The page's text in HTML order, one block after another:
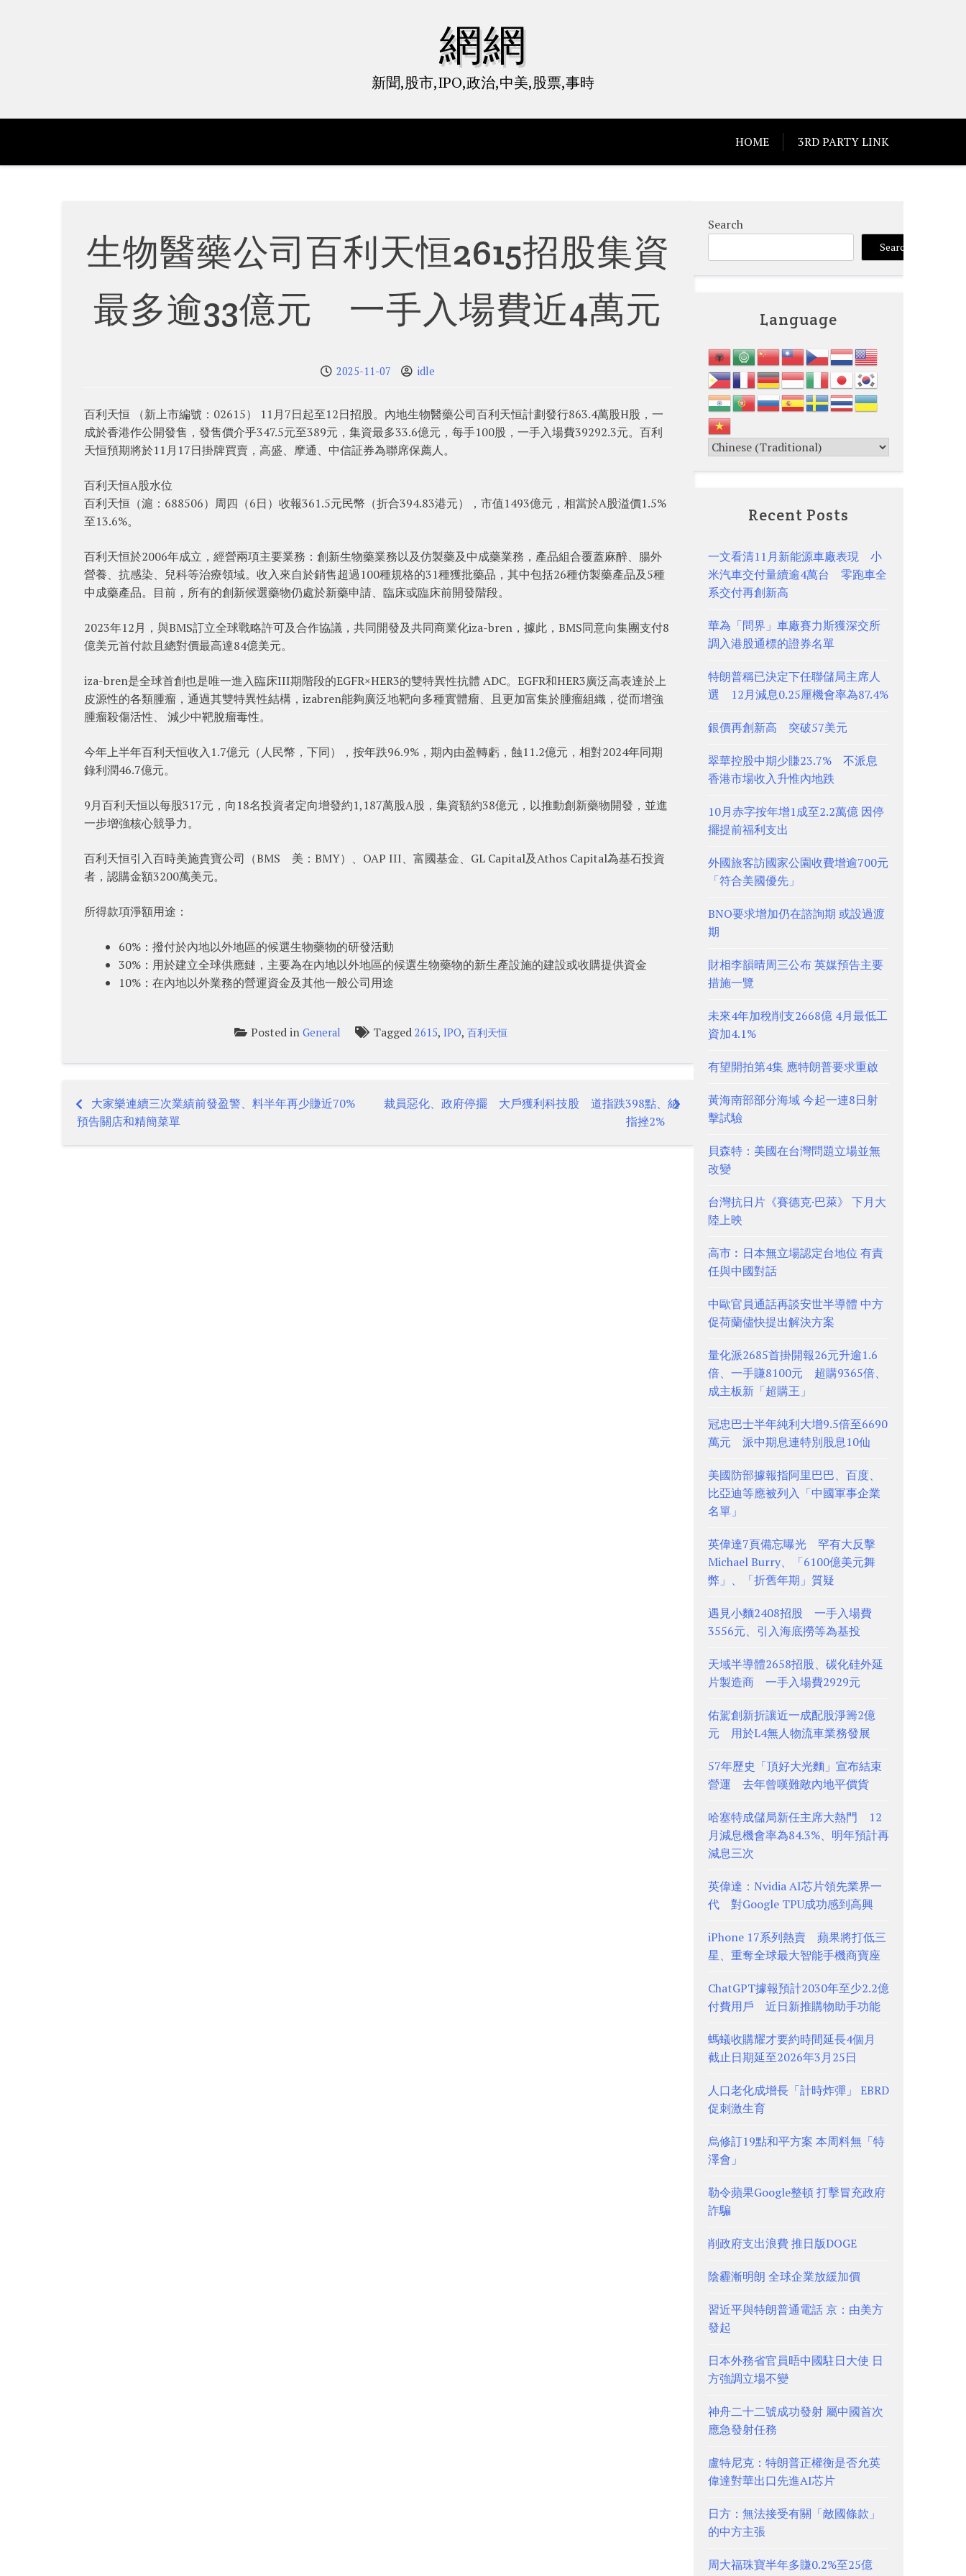
網網
新聞,股市,IPO,政治,中美,股票,事時
HOME 3RD PARTY LINK
生物醫藥公司百利天恒2615招股集資
最多逾33億元 一手入場費近4萬元
2025-11-07 idle
百利天恒 （新上市編號：02615） 11月7日起至12日招股。內地生物醫藥公司百利天恒計劃發行863.4萬股H股，一
成於香港作公開發售，發售價介乎347.5元至389元，集資最多33.6億元，每手100股，一手入場費39292.3元。百利
天恒預期將於11月17日掛牌買賣，高盛、摩通、中信証券為聯席保薦人。
百利天恒A股水位
百利天恒（滬：688506）周四（6日）收報361.5元民幣（折合394.83港元），市值1493億元，相當於A股溢價1.5%
至13.6%。
百利天恒於2006年成立，經營兩項主要業務：創新生物藥業務以及仿製藥及中成藥業務，產品組合覆蓋麻醉、腸外
營養、抗感染、兒科等治療領域。收入來自於銷售超過100種規格的31種獲批藥品，其中包括26種仿製藥產品及5種
中成藥產品。目前，所有的創新候選藥物仍處於新藥申請、臨床或臨床前開發階段。
2023年12月，與BMS訂立全球戰略許可及合作協議，共同開發及共同商業化iza-bren，據此，BMS同意向集團支付8
億美元首付款且總對價最高達84億美元。
iza-bren是全球首創也是唯一進入臨床III期階段的EGFR×HER3的雙特異性抗體 ADC。EGFR和HER3廣泛高表達於上
皮源性的各類腫瘤，通過其雙特異性結構，izabren能夠廣泛地靶向多種實體瘤、且更加富集於腫瘤組織，從而增強
腫瘤殺傷活性、 減少中靶脫瘤毒性。
今年上半年百利天恒收入1.7億元（人民幣，下同），按年跌96.9%，期內由盈轉虧，蝕11.2億元，相對2024年同期
錄利潤46.7億元。
9月百利天恒以每股317元，向18名投資者定向增發約1,187萬股A股，集資額約38億元，以推動創新藥物開發，並進
一步增強核心競爭力。
百利天恒引入百時美施貴寶公司（BMS 美：BMY）、OAP III、富國基金、GL Capital及Athos Capital為基石投資
者，認購金額3200萬美元。
所得款項淨額用途：
60%：撥付於內地以外地區的候選生物藥物的研發活動
30%：用於建立全球供應鏈，主要為在內地以外地區的候選生物藥物的新生產設施的建設或收購提供資金
10%：在內地以外業務的營運資金及其他一般公司用途
Posted in General Tagged 2615, IPO, 百利天恒
Post
navigation
大家樂連續三次業績前發盈警、料半年再少賺近70%
預告關店和精簡菜單
裁員惡化、政府停擺 大戶獲利科技股 道指跌398點、納
指挫2%
Search
Search
Language
Recent Posts
一文看清11月新能源車廠表現 小
米汽車交付量續逾4萬台 零跑車全
系交付再創新高
華為「問界」車廠賽力斯獲深交所
調入港股通標的證券名單
特朗普稱已決定下任聯儲局主席人
選 12月減息0.25厘機會率為87.4%
銀價再創新高 突破57美元
翠華控股中期少賺23.7% 不派息
香港市場收入升惟內地跌
10月赤字按年增1成至2.2萬億 因停
擺提前福利支出
外國旅客訪國家公園收費增逾700元
「符合美國優先」
BNO要求增加仍在諮詢期 或設過渡
期
財相李韻晴周三公布 英媒預告主要
措施一覽
未來4年加稅削支2668億 4月最低工
資加4.1%
有望開拍第4集 應特朗普要求重啟
黃海南部部分海域 今起一連8日射
擊試驗
貝森特：美國在台灣問題立場並無
改變
台灣抗日片《賽德克·巴萊》 下月大
陸上映
高市︰日本無立場認定台地位 有責
任與中國對話
中歐官員通話再談安世半導體 中方
促荷蘭儘快提出解決方案
量化派2685首掛開報26元升逾1.6
倍、一手賺8100元 超購9365倍、
成主板新「超購王」
冠忠巴士半年純利大增9.5倍至6690
萬元 派中期息連特別股息10仙
美國防部據報指阿里巴巴、百度、
比亞迪等應被列入「中國軍事企業
名單」
英偉達7頁備忘曝光 罕有大反擊
Michael Burry、「6100億美元舞
弊」、「折舊年期」質疑
遇見小麵2408招股 一手入場費
3556元、引入海底撈等為基投
天域半導體2658招股、碳化硅外延
片製造商 一手入場費2929元
佑駕創新折讓近一成配股淨籌2億
元 用於L4無人物流車業務發展
57年歷史「頂好大光麵」宣布結束
營運 去年曾嘆難敵內地平價貨
哈塞特成儲局新任主席大熱門 12
月減息機會率為84.3%、明年預計再
減息三次
英偉達：Nvidia AI芯片領先業界一
代 對Google TPU成功感到高興
iPhone 17系列熱賣 蘋果將打低三
星、重奪全球最大智能手機商寶座
ChatGPT據報預計2030年至少2.2億
付費用戶 近日新推購物助手功能
螞蟻收購耀才要約時間延長4個月
截止日期延至2026年3月25日
人口老化成增長「計時炸彈」 EBRD
促刺激生育
烏修訂19點和平方案 本周料無「特
澤會」
勒令蘋果Google整頓 打擊冒充政府
詐騙
削政府支出浪費 推日版DOGE
陰霾漸明朗 全球企業放緩加價
習近平與特朗普通電話 京：由美方
發起
日本外務省官員晤中國駐日大使 日
方強調立場不變
神舟二十二號成功發射 屬中國首次
應急發射任務
盧特尼克：特朗普正權衡是否允英
偉達對華出口先進AI芯片
日方：無法接受有關「敵國條款」
的中方主張
周大福珠寶半年多賺0.2%至25億